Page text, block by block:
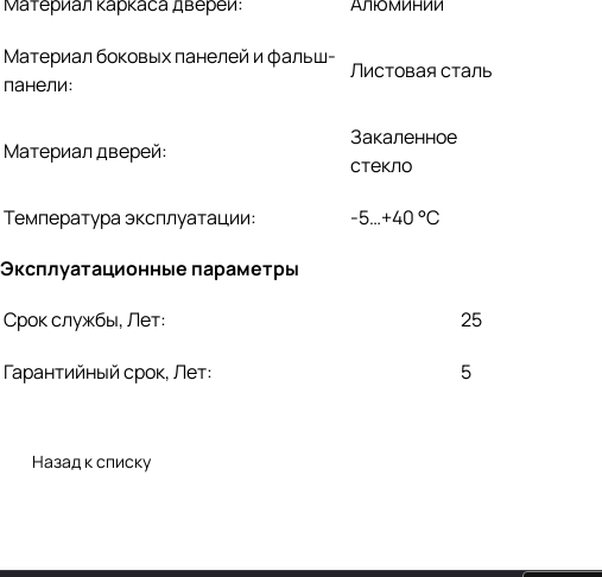
Материал боковых панелей и фальш-
панели:
Листовая сталь
Материал дверей:
Закаленное
стекло
Температура эксплуатации:
-5…+40 °C
Эксплуатационные параметры
Срок службы, Лет:
25
Гарантийный срок, Лет:
5
Назад к списку